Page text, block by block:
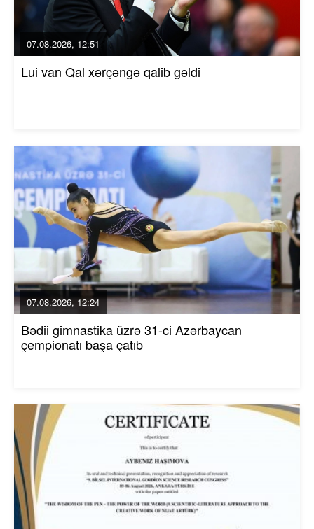
07.08.2026, 12:51
Lui van Qal xərçəngə qalib gəldi
07.08.2026, 12:24
Bədii gimnastika üzrə 31-ci Azərbaycan
çempionatı başa çatıb